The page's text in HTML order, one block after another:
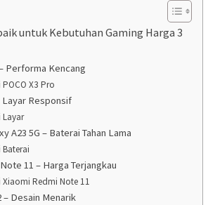
untuk Kebutuhan Gaming Harga 3
Performa Kencang
POCO X3 Pro
Layar Responsif
Layar
A23 5G – Baterai Tahan Lama
Baterai
11 – Harga Terjangkau
Xiaomi Redmi Note 11
Desain Menarik